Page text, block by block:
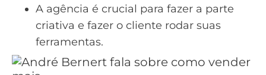
A agência é crucial para fazer a parte
criativa e fazer o cliente rodar suas
ferramentas.